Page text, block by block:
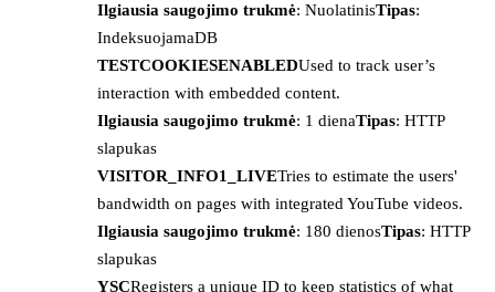
Ilgiausia saugojimo trukmė: NuolatinisTipas:
IndeksuojamaDB
TESTCOOKIESENABLEDUsed to track user’s
interaction with embedded content.
Ilgiausia saugojimo trukmė: 1 dienaTipas: HTTP
slapukas
VISITOR_INFO1_LIVETries to estimate the users'
bandwidth on pages with integrated YouTube videos.
Ilgiausia saugojimo trukmė: 180 dienosTipas: HTTP
slapukas
YSCRegisters a unique ID to keep statistics of what